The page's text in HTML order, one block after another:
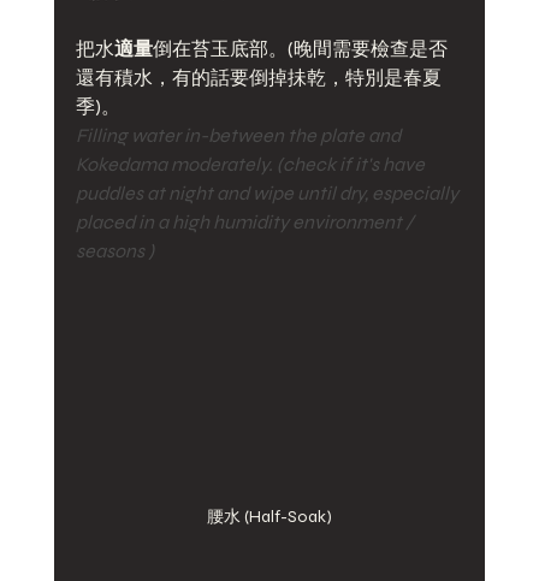
把水適量倒在苔玉底部。(晚間需要檢查是否
還有積水，有的話要倒掉抺乾，特別是春夏
季)。
Filling water in-between the plate and
Kokedama moderately. (check if it's have
puddles at night and wipe until dry, especially
placed in a high humidity environment /
seasons )
腰水 (Half-Soak)